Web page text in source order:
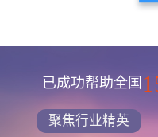
已成功帮助全国
聚焦行业精英